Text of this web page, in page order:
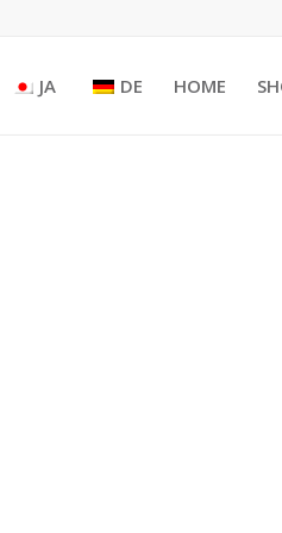
JA DE HOME